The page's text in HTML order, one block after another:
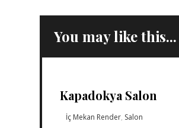
You may like this...
Kapadokya Salon
İç Mekan Render, Salon